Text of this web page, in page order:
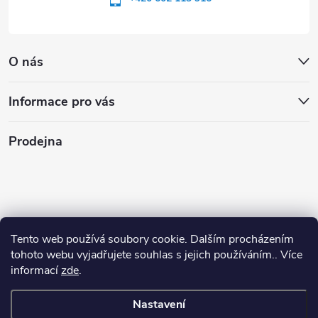
Tento web používá soubory cookie. Dalším procházením
tohoto webu vyjadřujete souhlas s jejich používáním.. Více
informacízde.
Nastavení
O nás
Informace pro vás
Prodejna